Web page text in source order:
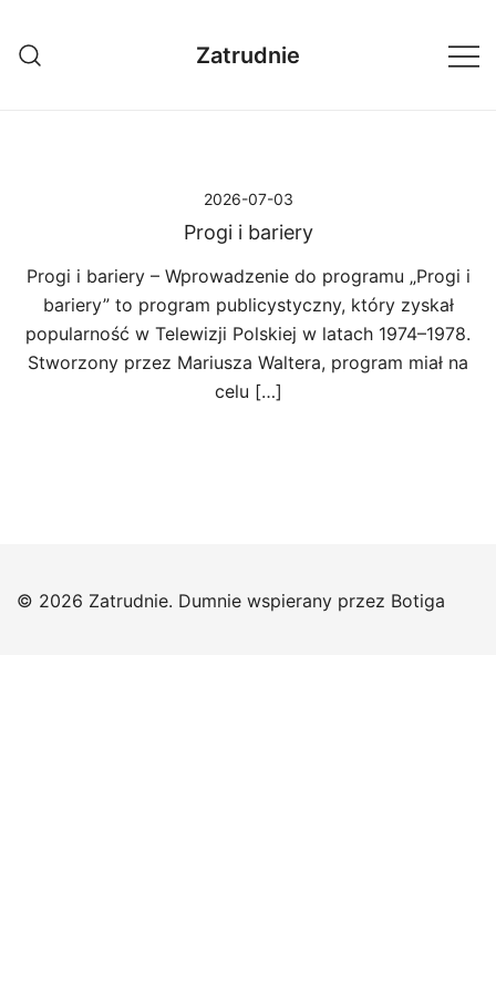
treści
Zatrudnie
2026-07-03
Progi i bariery
Progi i bariery – Wprowadzenie do programu „Progi i
bariery” to program publicystyczny, który zyskał
popularność w Telewizji Polskiej w latach 1974–1978.
Stworzony przez Mariusza Waltera, program miał na
celu […]
© 2026 Zatrudnie. Dumnie wspierany przez Botiga